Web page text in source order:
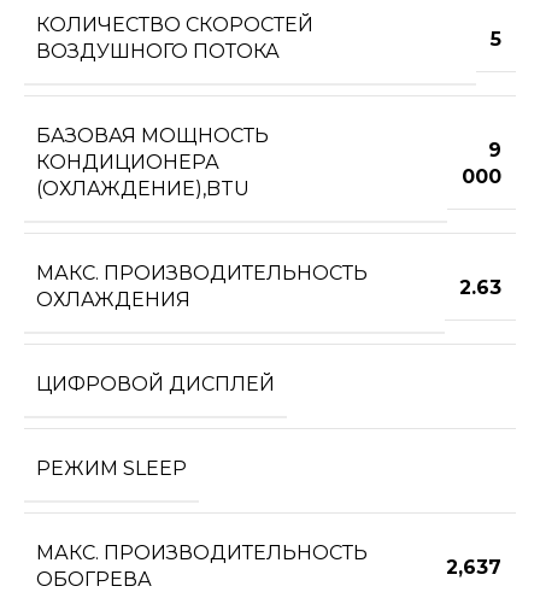
КОЛИЧЕСТВО СКОРОСТЕЙ
ВОЗДУШНОГО ПОТОКА
5
БАЗОВАЯ МОЩНОСТЬ
КОНДИЦИОНЕРА
(ОХЛАЖДЕНИЕ),BTU
9
000
МАКС. ПРОИЗВОДИТЕЛЬНОСТЬ
ОХЛАЖДЕНИЯ
2.63
ЦИФРОВОЙ ДИСПЛЕЙ
РЕЖИМ SLEEP
МАКС. ПРОИЗВОДИТЕЛЬНОСТЬ
ОБОГРЕВА
2,637